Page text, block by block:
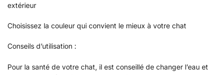
extérieur
Choisissez la couleur qui convient le mieux à votre chat
Conseils d’utilisation :
Pour la santé de votre chat, il est conseillé de changer l’eau et